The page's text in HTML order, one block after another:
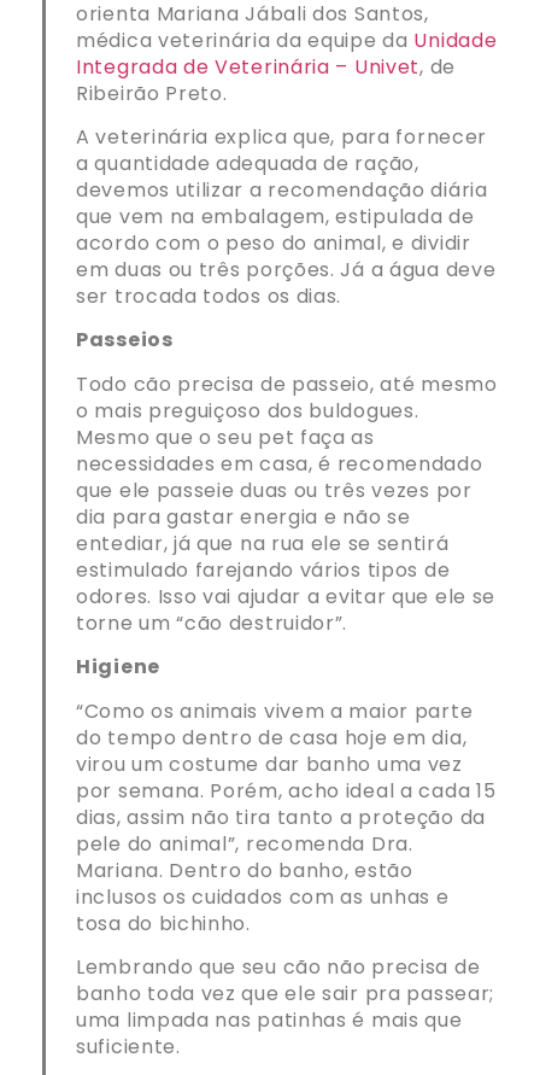
orienta Mariana Jábali dos Santos,
médica veterinária da equipe da Unidade
Integrada de Veterinária – Univet, de
Ribeirão Preto.
A veterinária explica que, para fornecer
a quantidade adequada de ração,
devemos utilizar a recomendação diária
que vem na embalagem, estipulada de
acordo com o peso do animal, e dividir
em duas ou três porções. Já a água deve
ser trocada todos os dias.
Passeios
Todo cão precisa de passeio, até mesmo
o mais preguiçoso dos buldogues.
Mesmo que o seu pet faça as
necessidades em casa, é recomendado
que ele passeie duas ou três vezes por
dia para gastar energia e não se
entediar, já que na rua ele se sentirá
estimulado farejando vários tipos de
odores. Isso vai ajudar a evitar que ele se
torne um “cão destruidor”.
Higiene
“Como os animais vivem a maior parte
do tempo dentro de casa hoje em dia,
virou um costume dar banho uma vez
por semana. Porém, acho ideal a cada 15
dias, assim não tira tanto a proteção da
pele do animal”, recomenda Dra.
Mariana. Dentro do banho, estão
inclusos os cuidados com as unhas e
tosa do bichinho.
Lembrando que seu cão não precisa de
banho toda vez que ele sair pra passear;
uma limpada nas patinhas é mais que
suficiente.